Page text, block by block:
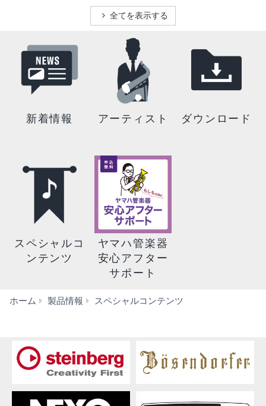
全てを表示する
新着情報 アーティスト ダウンロード
スペシャルコ
ンテンツ
ヤマハ管楽器
安心アフター
サポート
ホーム 製品情報 スペシャルコンテンツ